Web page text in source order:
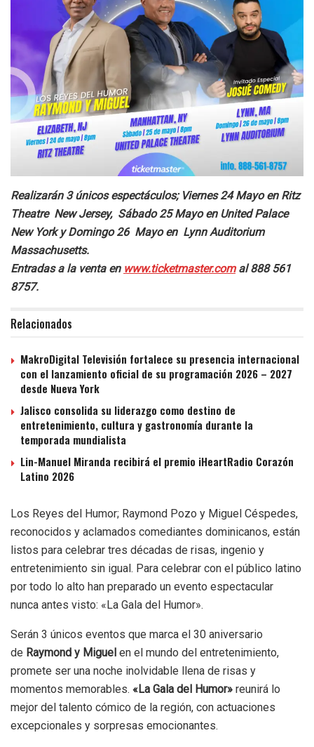
Realizarán 3 únicos espectáculos; Viernes 24 Mayo en Ritz
Theatre New Jersey, Sábado 25 Mayo en United Palace
New York y Domingo 26 Mayo en Lynn Auditorium
Massachusetts.
Entradas a la venta en www.ticketmaster.comal 888 561
8757.
Relacionados
MakroDigital Televisión fortalece su presencia internacional
con el lanzamiento oficial de su programación 2026 – 2027
desde Nueva York
Jalisco consolida su liderazgo como destino de
entretenimiento, cultura y gastronomía durante la
temporada mundialista
Lin-Manuel Miranda recibirá el premio iHeartRadio Corazón
Latino 2026
Los Reyes del Humor; Raymond Pozo y Miguel Céspedes,
reconocidos y aclamados comediantes dominicanos, están
listos para celebrar tres décadas de risas, ingenio y
entretenimiento sin igual. Para celebrar con el público latino
por todo lo alto han preparado un evento espectacular
nunca antes visto: «La Gala del Humor».
Serán 3 únicos eventos que marca el 30 aniversario
de Raymond y Miguel en el mundo del entretenimiento,
promete ser una noche inolvidable llena de risas y
momentos memorables. «La Gala del Humor» reunirá lo
mejor del talento cómico de la región, con actuaciones
excepcionales y sorpresas emocionantes.